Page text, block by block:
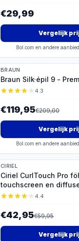
€29,99
Vergelijk
Bol.com en andere
BRAUN
Braun Silk·épil 9 -
4.3
€119,95€209,00
Vergelijk
Bol.com en andere
CIRIEL
Ciriel CurlTouch Pro
touchscreen en
4.4
€42,95€59,95
Vergelijk